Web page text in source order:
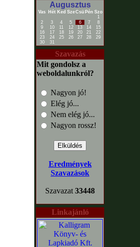
Augusztus
Vas Hét Ked SzeCsü Pén Szo
1
2
3 4 5 6 7
8
9
10 11 12 13 14
15
16
17 18 19 20 21
22
23
24 25 26 27 28
29
30
31
Szavazás
Mit gondolsz a
weboldalunkról?
Nagyon jó!
Elég jó...
Nem elég jó...
Nagyon rossz!
Eredmények
Szavazások
Szavazat 33448
Linkajánló